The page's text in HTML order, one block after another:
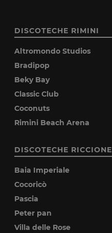
DISCOTECHE RIMINI
Altromondo Studios
Bradipop
Beky Bay
Classic Club
Coconuts
Rimini Beach Arena
DISCOTECHE RICCIONE
Baia Imperiale
Cocoricò
Pascia
Peter pan
Villa delle Rose